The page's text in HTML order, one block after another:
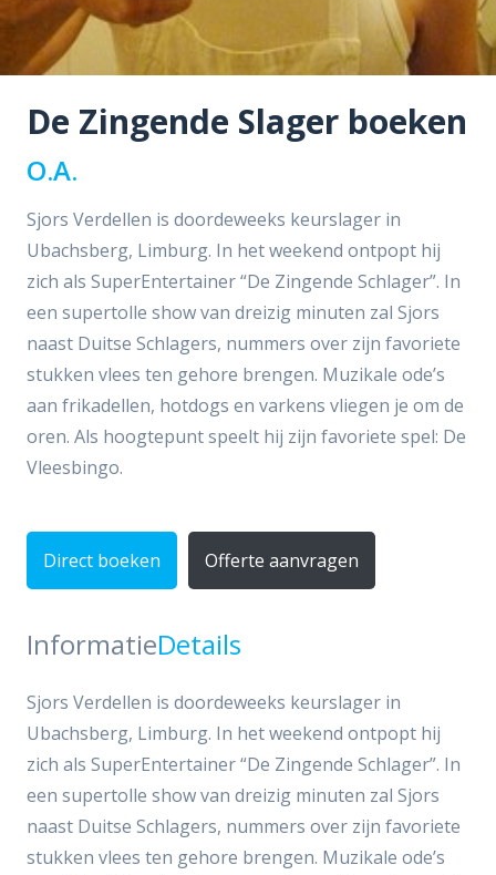
De Zingende Slager boeken
O.A.
Sjors Verdellen is doordeweeks keurslager in
Ubachsberg, Limburg. In het weekend ontpopt hij
zich als SuperEntertainer “De Zingende Schlager”. In
een supertolle show van dreizig minuten zal Sjors
naast Duitse Schlagers, nummers over zijn favoriete
stukken vlees ten gehore brengen. Muzikale ode’s
aan frikadellen, hotdogs en varkens vliegen je om de
oren. Als hoogtepunt speelt hij zijn favoriete spel: De
Vleesbingo.
Direct boeken Offerte aanvragen
InformatieDetails
Sjors Verdellen is doordeweeks keurslager in
Ubachsberg, Limburg. In het weekend ontpopt hij
zich als SuperEntertainer “De Zingende Schlager”. In
een supertolle show van dreizig minuten zal Sjors
naast Duitse Schlagers, nummers over zijn favoriete
stukken vlees ten gehore brengen. Muzikale ode’s